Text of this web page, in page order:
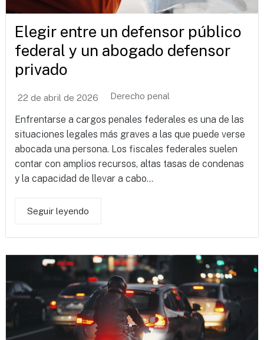
Elegir entre un defensor público
federal y un abogado defensor
privado
22 de abril de 2026 Derecho penal
Enfrentarse a cargos penales federales es una de las
situaciones legales más graves a las que puede verse
abocada una persona. Los fiscales federales suelen
contar con amplios recursos, altas tasas de condenas
y la capacidad de llevar a cabo...
Seguir leyendo